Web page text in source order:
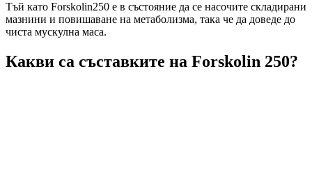
Тъй като Forskolin250 е в състояние да се насочите складирани
мазнини и повишаване на метаболизма, така че да доведе до
чиста мускулна маса.
Какви са съставките на Forskolin 250?